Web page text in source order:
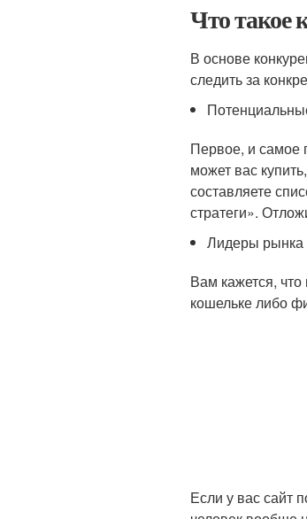
Что такое
В основе
следить за
Первое, и самое
может вас
составляете
стратеги».
Лидеры рынка
Вам кажется,
кошельке либо
Если у вас сайт